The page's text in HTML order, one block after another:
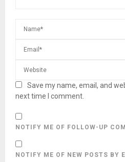
Save my name, email, and
next time I comment.
NOTIFY ME OF FOLLOW-UP
NOTIFY ME OF NEW POSTS BY